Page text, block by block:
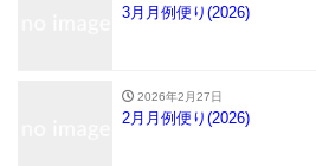
3月月例便り(2026)
2026年2月27日
2月月例便り(2026)